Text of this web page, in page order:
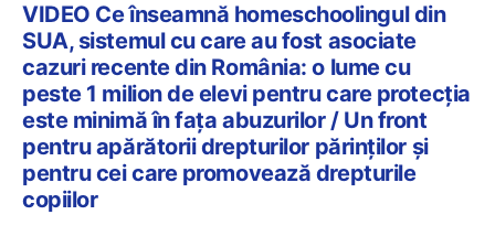
VIDEO Ce înseamnă homeschoolingul din
SUA, sistemul cu care au fost asociate
cazuri recente din România: o lume cu
peste 1 milion de elevi pentru care protecția
este minimă în fața abuzurilor / Un front
pentru apărătorii drepturilor părinților și
pentru cei care promovează drepturile
copiilor